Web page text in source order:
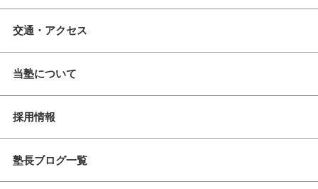
交通・アクセス
当塾について
採用情報
塾長ブログ一覧